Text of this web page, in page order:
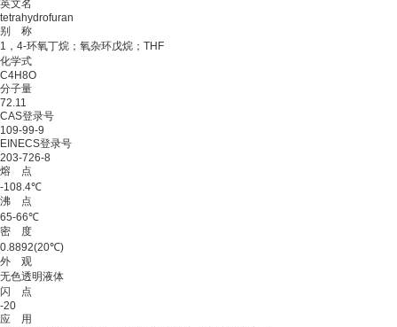
英文名
tetrahydrofuran
别 称
1，4-环氧丁烷；氧杂环戊烷；THF
化学式
C4H8O
分子量
72.11
CAS登录号
109-99-9
EINECS登录号
203-726-8
熔 点
-108.4℃
沸 点
65-66℃
密 度
0.8892(20℃)
外 观
无色透明液体
闪 点
-20
应 用